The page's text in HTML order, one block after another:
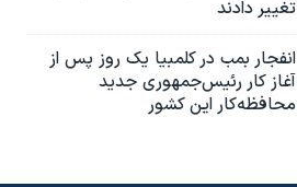
تغییر دادند
انفجار بمب‌‌ در کلمبیا یک روز پس از
آغاز کار رئیس‌جمهوری جدید
محافظه‌کار این کشور